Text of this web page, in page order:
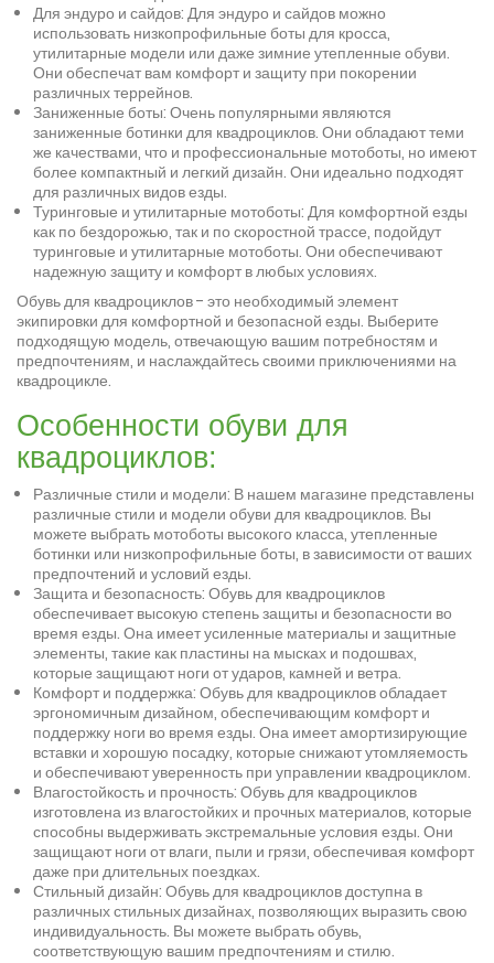
Для эндуро и сайдов: Для эндуро и сайдов можно
использовать низкопрофильные боты для кросса,
утилитарные модели или даже зимние утепленные обуви.
Они обеспечат вам комфорт и защиту при покорении
различных террейнов.
Заниженные боты: Очень популярными являются
заниженные ботинки для квадроциклов. Они обладают теми
же качествами, что и профессиональные мотоботы, но имеют
более компактный и легкий дизайн. Они идеально подходят
для различных видов езды.
Туринговые и утилитарные мотоботы: Для комфортной езды
как по бездорожью, так и по скоростной трассе, подойдут
туринговые и утилитарные мотоботы. Они обеспечивают
надежную защиту и комфорт в любых условиях.
Обувь для квадроциклов - это необходимый элемент
экипировки для комфортной и безопасной езды. Выберите
подходящую модель, отвечающую вашим потребностям и
предпочтениям, и наслаждайтесь своими приключениями на
квадроцикле.
Особенности обуви для
квадроциклов:
Различные стили и модели: В нашем магазине представлены
различные стили и модели обуви для квадроциклов. Вы
можете выбрать мотоботы высокого класса, утепленные
ботинки или низкопрофильные боты, в зависимости от ваших
предпочтений и условий езды.
Защита и безопасность: Обувь для квадроциклов
обеспечивает высокую степень защиты и безопасности во
время езды. Она имеет усиленные материалы и защитные
элементы, такие как пластины на мысках и подошвах,
которые защищают ноги от ударов, камней и ветра.
Комфорт и поддержка: Обувь для квадроциклов обладает
эргономичным дизайном, обеспечивающим комфорт и
поддержку ноги во время езды. Она имеет амортизирующие
вставки и хорошую посадку, которые снижают утомляемость
и обеспечивают уверенность при управлении квадроциклом.
Влагостойкость и прочность: Обувь для квадроциклов
изготовлена из влагостойких и прочных материалов, которые
способны выдерживать экстремальные условия езды. Они
защищают ноги от влаги, пыли и грязи, обеспечивая комфорт
даже при длительных поездках.
Стильный дизайн: Обувь для квадроциклов доступна в
различных стильных дизайнах, позволяющих выразить свою
индивидуальность. Вы можете выбрать обувь,
соответствующую вашим предпочтениям и стилю.